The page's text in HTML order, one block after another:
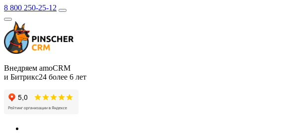
8 800 250-25-12
Внедряем amoCRM
и Битрикс24 более 6 лет